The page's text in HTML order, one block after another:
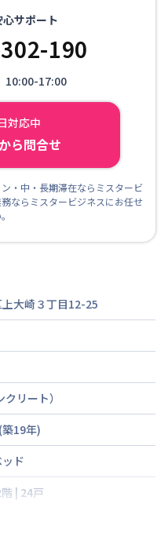
サポート
190
10:00-17:00
対応中
ら問合せ
・中・長期滞在ならミスタービ
ならミスタービジネスにお任せ
大崎３丁目12-25
リート）
(築19年)
ド
| 24戸